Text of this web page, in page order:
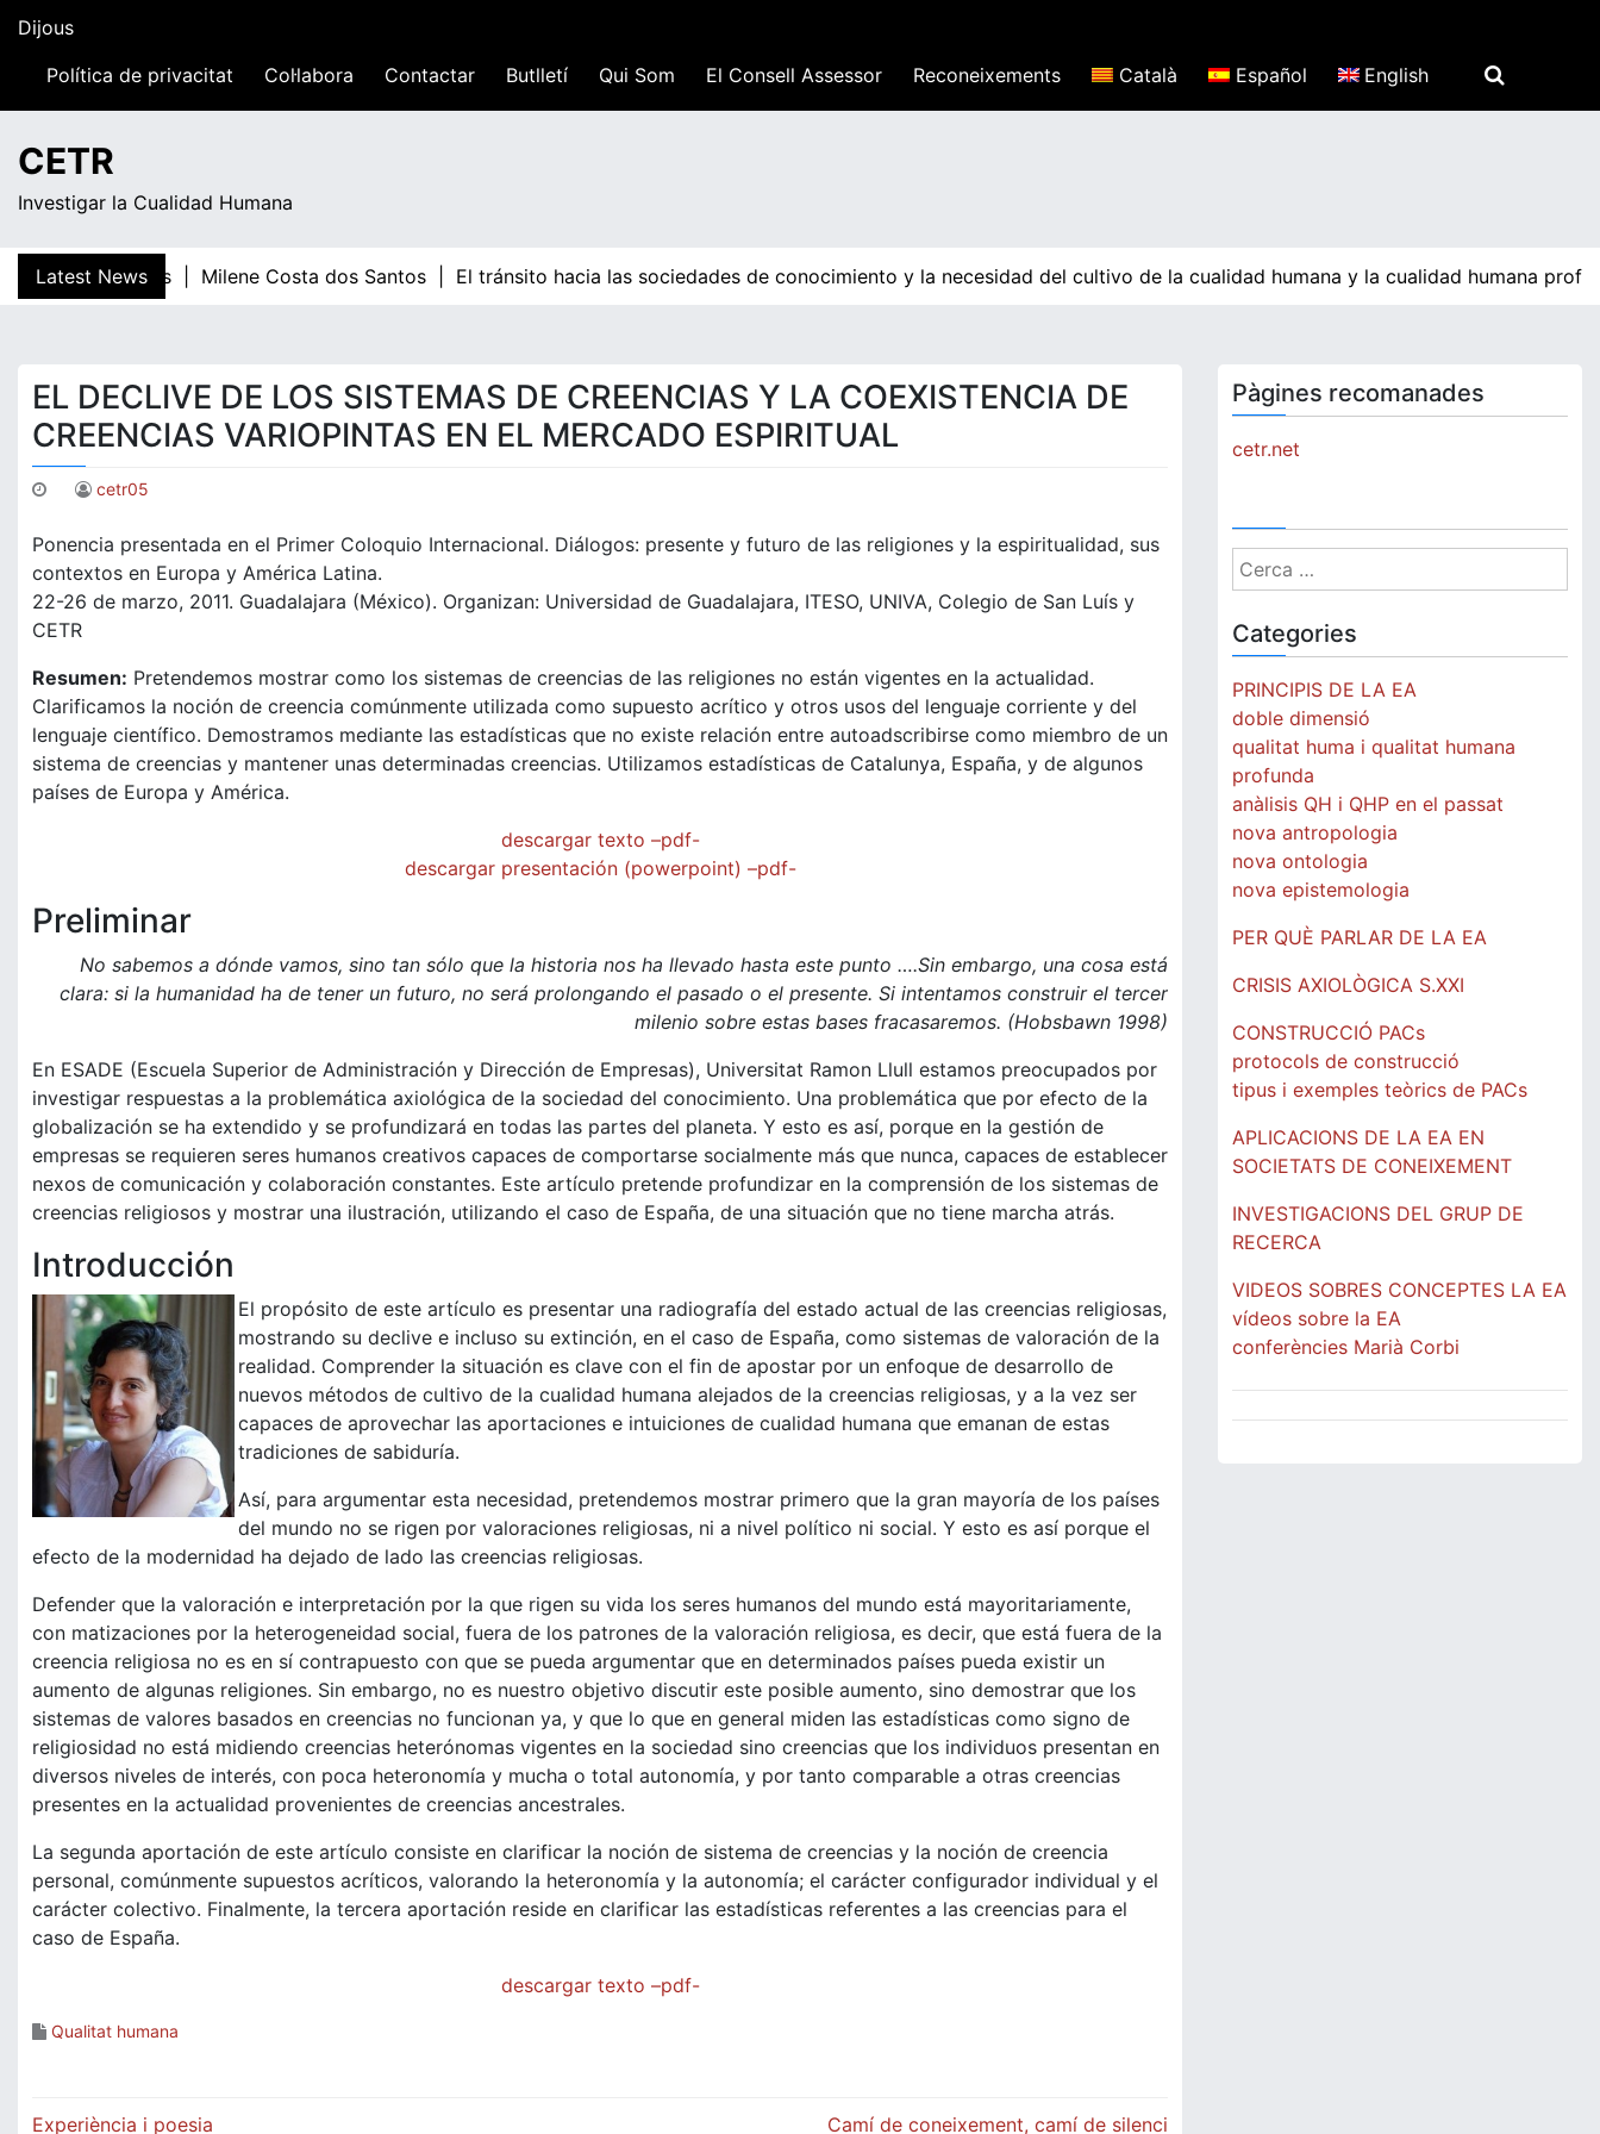
content
Dijous
07:05Política de privacitat Col·labora Contactar Butlletí Qui Som El Consell Assessor Reconeixements Català Español English
CETR
Investigar la Cualidad Humana
Latest News
Teresa Guardans | Milene Costa dos Santos | El tránsito hacia las sociedades de conocimiento y la necesidad del cultivo de la cualidad humana y la cualidad humana
EL DECLIVE DE LOS SISTEMAS DE CREENCIAS Y LA COEXISTENCIA DE
CREENCIAS VARIOPINTAS EN EL MERCADO ESPIRITUAL
cetr05
Ponencia presentada en el Primer Coloquio Internacional. Diálogos: presente y futuro de las religiones y la espiritualidad, sus
contextos en Europa y América Latina.
22-26 de marzo, 2011. Guadalajara (México). Organizan: Universidad de Guadalajara, ITESO, UNIVA, Colegio de San Luís y
CETR
Resumen: Pretendemos mostrar como los sistemas de creencias de las religiones no están vigentes en la actualidad.
Clarificamos la noción de creencia comúnmente utilizada como supuesto acrítico y otros usos del lenguaje corriente y del
lenguaje científico. Demostramos mediante las estadísticas que no existe relación entre autoadscribirse como miembro de un
sistema de creencias y mantener unas determinadas creencias. Utilizamos estadísticas de Catalunya, España, y de algunos
países de Europa y América.
descargar texto –pdf-
descargar presentación (powerpoint) –pdf-
Preliminar
No sabemos a dónde vamos, sino tan sólo que la historia nos ha llevado hasta este punto ….Sin embargo, una cosa está
clara: si la humanidad ha de tener un futuro, no será prolongando el pasado o el presente. Si intentamos construir el tercer
milenio sobre estas bases fracasaremos. (Hobsbawn 1998)
En ESADE (Escuela Superior de Administración y Dirección de Empresas), Universitat Ramon Llull estamos preocupados por
investigar respuestas a la problemática axiológica de la sociedad del conocimiento. Una problemática que por efecto de la
globalización se ha extendido y se profundizará en todas las partes del planeta. Y esto es así, porque en la gestión de
empresas se requieren seres humanos creativos capaces de comportarse socialmente más que nunca, capaces de establecer
nexos de comunicación y colaboración constantes. Este artículo pretende profundizar en la comprensión de los sistemas de
creencias religiosos y mostrar una ilustración, utilizando el caso de España, de una situación que no tiene marcha atrás.
Introducción
El propósito de este artículo es presentar una radiografía del estado actual de las creencias religiosas,
mostrando su declive e incluso su extinción, en el caso de España, como sistemas de valoración de la
realidad. Comprender la situación es clave con el fin de apostar por un enfoque de desarrollo de
nuevos métodos de cultivo de la cualidad humana alejados de la creencias religiosas, y a la vez ser
capaces de aprovechar las aportaciones e intuiciones de cualidad humana que emanan de estas
tradiciones de sabiduría.
Así, para argumentar esta necesidad, pretendemos mostrar primero que la gran mayoría de los países
del mundo no se rigen por valoraciones religiosas, ni a nivel político ni social. Y esto es así porque el
efecto de la modernidad ha dejado de lado las creencias religiosas.
Defender que la valoración e interpretación por la que rigen su vida los seres humanos del mundo está mayoritariamente,
con matizaciones por la heterogeneidad social, fuera de los patrones de la valoración religiosa, es decir, que está fuera de la
creencia religiosa no es en sí contrapuesto con que se pueda argumentar que en determinados países pueda existir un
aumento de algunas religiones. Sin embargo, no es nuestro objetivo discutir este posible aumento, sino demostrar que los
sistemas de valores basados en creencias no funcionan ya, y que lo que en general miden las estadísticas como signo de
religiosidad no está midiendo creencias heterónomas vigentes en la sociedad sino creencias que los individuos presentan en
diversos niveles de interés, con poca heteronomía y mucha o total autonomía, y por tanto comparable a otras creencias
presentes en la actualidad provenientes de creencias ancestrales.
La segunda aportación de este artículo consiste en clarificar la noción de sistema de creencias y la noción de creencia
personal, comúnmente supuestos acríticos, valorando la heteronomía y la autonomía; el carácter configurador individual y el
carácter colectivo. Finalmente, la tercera aportación reside en clarificar las estadísticas referentes a las creencias para el
caso de España.
descargar texto –pdf-
Qualitat humana
Navegació
Experiència i poesia Camí de coneixement, camí de silenci
Pàgines recomanades
cetr.net
Cerca:
Categories
PRINCIPIS DE LA EA
doble dimensió
qualitat huma i qualitat humana
profunda
anàlisis QH i QHP en el passat
nova antropologia
nova ontologia
nova epistemologia
PER QUÈ PARLAR DE LA EA
CRISIS AXIOLÒGICA S.XXI
CONSTRUCCIÓ PACs
protocols de construcció
tipus i exemples teòrics de PACs
APLICACIONS DE LA EA EN
SOCIETATS DE CONEIXEMENT
INVESTIGACIONS DEL GRUP DE
RECERCA
VIDEOS SOBRES CONCEPTES LA EA
vídeos sobre la EA
conferències Marià Corbi